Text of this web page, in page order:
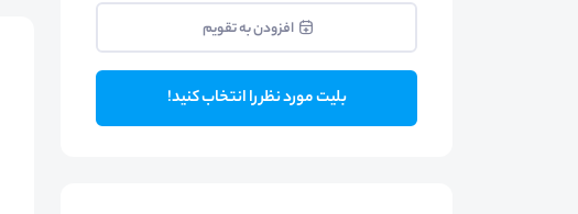
افزودن به تقویم
بلیت مورد نظر را انتخاب کنید!